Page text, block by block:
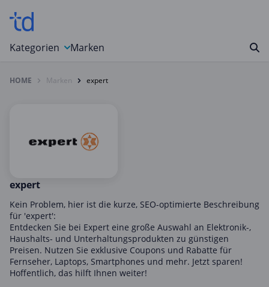
Kategorien
Auto, Motorrad & Werkzeuge
Computer & Elektronik
Essen & Trinken
Foto, Druck & Büro
Gaming & Spielzeug
Garten, Haushalt & Tiere
Gesundheit & Beauty
Mobilfunk & Internet
Marken
HOME Marken expert
expert
Kein Problem, hier ist die kurze, SEO-optimierte Beschreibung
für 'expert':
Entdecken Sie bei Expert eine große Auswahl an Elektronik-,
Haushalts- und Unterhaltungsprodukten zu günstigen
Preisen. Nutzen Sie exklusive Coupons und Rabatte für
Fernseher, Laptops, Smartphones und mehr. Jetzt sparen!
Hoffentlich, das hilft Ihnen weiter!